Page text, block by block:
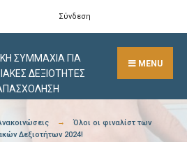
Σύνδεση
ΣΥΜΜΑΧΙΑ ΓΙΑ
ΔΕΞΙΟΤΗΤΕΣ
MENU
Όλοι οι φιναλίστ των
Δεξιοτήτων 2024!
Search
Window